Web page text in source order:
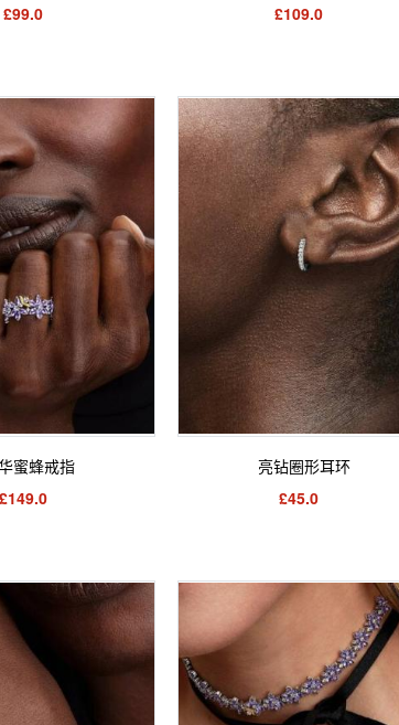
£99.0
£109.0
蜜蜂戒指
£149.0
亮钻圈形耳环
£45.0